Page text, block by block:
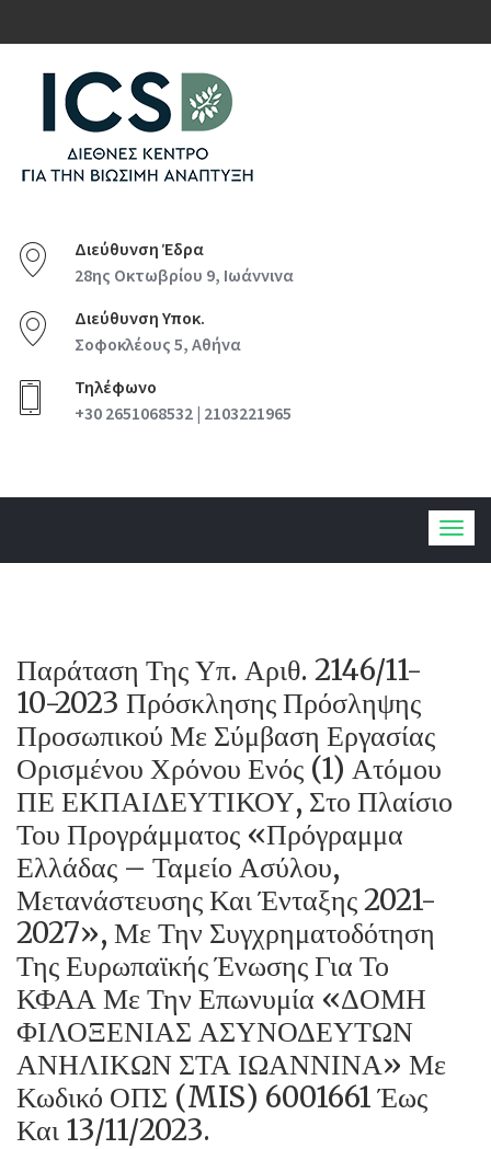
Διεύθυνση Έδρα
28ης Οκτωβρίου 9, Ιωάννινα
Διεύθυνση Υποκ.
Σοφοκλέους 5, Αθήνα
Τηλέφωνο
+30 2651068532 | 2103221965
Παράταση Της Υπ. Αριθ. 2146/11-
10-2023 Πρόσκλησης Πρόσληψης
Προσωπικού Με Σύμβαση Εργασίας
Ορισμένου Χρόνου Ενός (1) Ατόμου
ΠΕ ΕΚΠΑΙΔΕΥΤΙΚΟΥ, Στο Πλαίσιο
Του Προγράμματος «Πρόγραμμα
Ελλάδας – Ταμείο Ασύλου,
Μετανάστευσης Και Ένταξης 2021-
2027», Με Την Συγχρηματοδότηση
Της Ευρωπαϊκής Ένωσης Για Το
ΚΦΑΑ Με Την Επωνυμία «ΔΟΜΗ
ΦΙΛΟΞΕΝΙΑΣ ΑΣΥΝΟΔΕΥΤΩΝ
ΑΝΗΛΙΚΩΝ ΣΤΑ ΙΩΑΝΝΙΝΑ» Με
Κωδικό ΟΠΣ (MIS) 6001661 Έως
Και 13/11/2023.